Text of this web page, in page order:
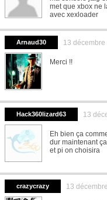
met que xbox ne
avec xexloader
Arnaud30 13 décembre
Merci !!
Hack360lizard63 13
Eh bien ça
dur maintenant
et pi on choisira
crazycrazy 13